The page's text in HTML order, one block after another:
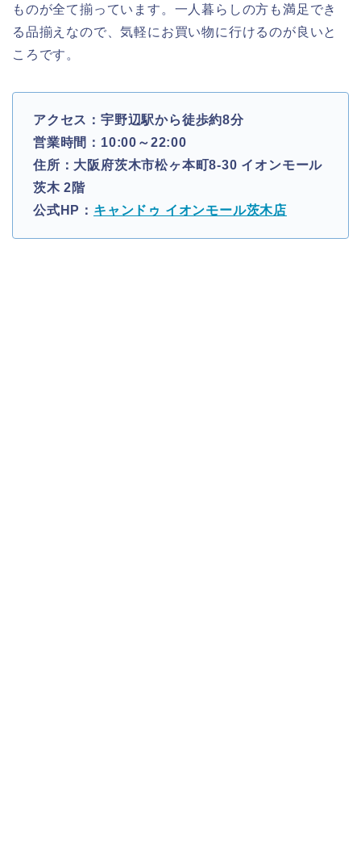
ものが全て揃っています。一人暮らしの方も満足でき
る品揃えなので、気軽にお買い物に行けるのが良いと
ころです。
アクセス：宇野辺駅から徒歩約8分
営業時間：10:00～22:00
住所：大阪府茨木市松ヶ本町8-30 イオンモール
茨木 2階
公式HP： キャンドゥ イオンモール茨木店